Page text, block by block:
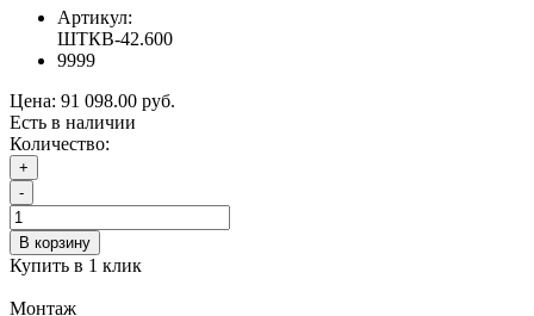
Артикул:
ШТКВ-42.600
9999
Цена: 91 098.00 руб.
Есть в наличии
Количество:
+
-
В корзину
Купить в 1 клик
Монтаж